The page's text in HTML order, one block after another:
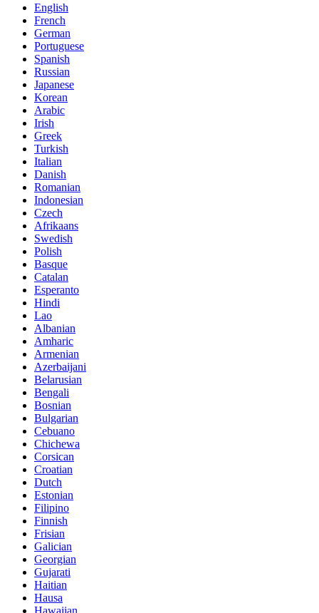
English
French
German
Portuguese
Spanish
Russian
Japanese
Korean
Arabic
Irish
Greek
Turkish
Italian
Danish
Romanian
Indonesian
Czech
Afrikaans
Swedish
Polish
Basque
Catalan
Esperanto
Hindi
Lao
Albanian
Amharic
Armenian
Azerbaijani
Belarusian
Bengali
Bosnian
Bulgarian
Cebuano
Chichewa
Corsican
Croatian
Dutch
Estonian
Filipino
Finnish
Frisian
Galician
Georgian
Gujarati
Haitian
Hausa
Hawaiian